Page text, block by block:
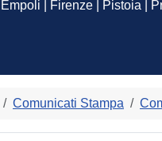
Empoli | Firenze | Pistoia |
Comunicati Stampa